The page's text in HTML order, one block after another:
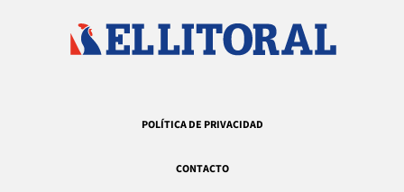
POLÍTICA DE PRIVACIDAD
CONTACTO